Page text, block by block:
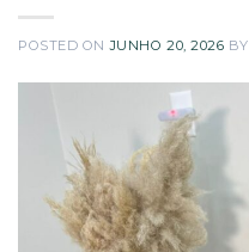
POSTED ONJUNHO 20, 2026 BY